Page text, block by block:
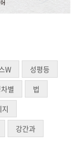
W
성평등
별
법
강간과